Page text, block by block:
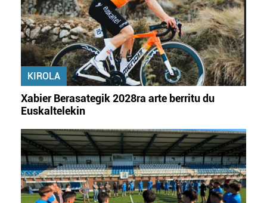
KIROLA
Xabier Berasategik 2028ra arte berritu du
Euskaltelekin